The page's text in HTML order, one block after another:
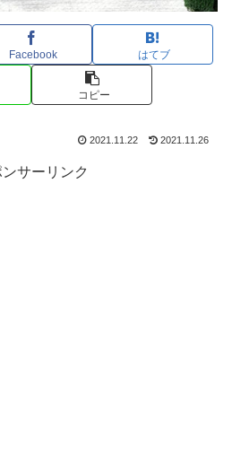
Facebook はてブ
コピー
2021.11.22 2021.11.26
ンサーリンク